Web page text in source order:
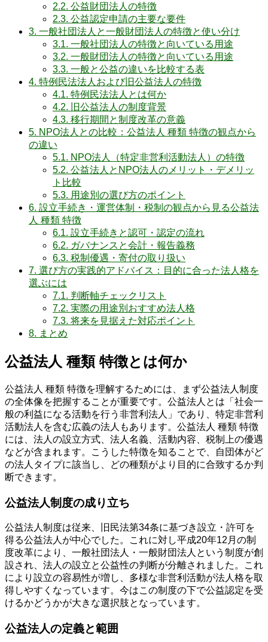
2.2. 公益財団法人の特徴
2.3. 公益認定申請の主要な要件
3. 一般社団法人と一般財団法人の特徴と使い分け
3.1. 一般社団法人の特徴と向いている用途
3.2. 一般財団法人の特徴と向いている用途
3.3. 一般と公益の違いを比較する表
4. 特例民法法人および旧公益法人の特徴
4.1. 特例民法法人とは何か
4.2. 旧公益法人の制度背景
4.3. 移行期間と制度改革の意義
5. NPO法人との比較：公益法人 種類 特徴の観点から
の違い
5.1. NPO法人（特定非営利活動法人）の特徴
5.2. 公益法人とNPO法人のメリット・デメリッ
ト比較
5.3. 用途別の選び方のポイント
6. 設立手続き・運営体制・税制の観点から見る公益法
人 種類 特徴
6.1. 設立手続きと認可・認定の流れ
6.2. ガバナンスと会計・報告義務
6.3. 税制優遇・寄付の取り扱い
7. 選び方の実践的アドバイス：目的に合った法人格を
選ぶには
7.1. 判断軸チェックリスト
7.2. 実際の用途別おすすめ法人格
7.3. 将来を見据えた対応ポイント
8. まとめ
公益法人 種類 特徴とは何か
公益法人 種類 特徴を理解するためには、まず公益法人制度
の全体像を把握することが重要です。公益法人とは「社会一
般の利益になる活動を行う非営利法人」であり、特定非営利
活動法人を含む広義の法人もあります。公益法人 種類 特徴
には、法人の設立方式、法人名義、活動内容、税制上の優遇
などが含まれます。こうした特徴を知ることで、自団体がど
の法人タイプに該当し、どの種類がより目的に合致するか判
断できます。
公益法人制度の成り立ち
公益法人制度は従来、旧民法第34条に基づき設立・許可を
得る公益法人が中心でした。これに対し平成20年12月の制
度改革により、一般社団法人・一般財団法人という制度が創
設され、法人の設立と公益性の判断が分離されました。これ
により設立の容易性が増し、多様な非営利活動が法人格を取
得しやすくなっています。今はこの制度の下で公益認定を受
けるかどうかが大きな選択肢となっています。
公益法人の定義と範囲